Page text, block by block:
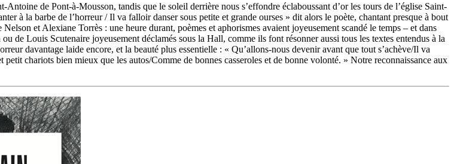
de Pont-à-Mousson, tandis que le soleil derrière nous s’effondre éclaboussant d’or les tours de l’église Saint-
à la barbe de l’horreur / Il va falloir danser sous petite et grande ourses » dit alors le poète, chantant presque à bout
et Alexiane Torrès : une heure durant, poèmes et aphorismes avaient joyeusement scandé le temps – et dans
de Louis Scutenaire joyeusement déclamés sous la Hall, comme ils font résonner aussi tous les textes entendus à la
davantage laide encore, et la beauté plus essentielle : « Qu’allons-nous devenir avant que tout s’achève/Il va
chariots bien mieux que les autos/Comme de bonnes casseroles et de bonne volonté. » Notre reconnaissance aux